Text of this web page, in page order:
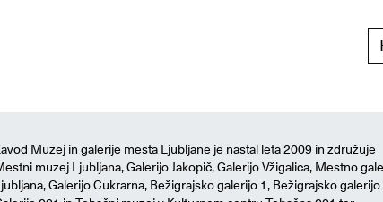
Muzej in galerije mesta Ljubljane je nastal leta 2009 in združuje
muzej Ljubljana, Galerijo Jakopič, Galerijo Vžigalica, Mestno
Galerijo Cukrarna, Bežigrajsko galerijo 1, Bežigrajsko galerijo